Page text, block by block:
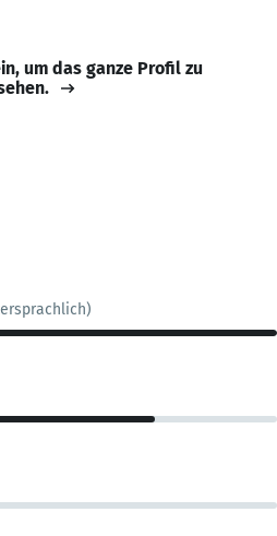
um das ganze Profil zu